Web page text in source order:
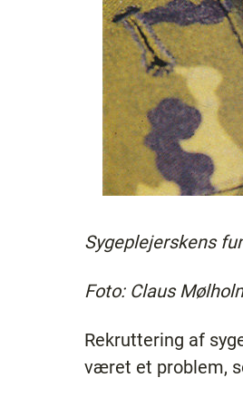
Sygeplejerskens
Foto: Claus
Rekruttering af
været et problem,